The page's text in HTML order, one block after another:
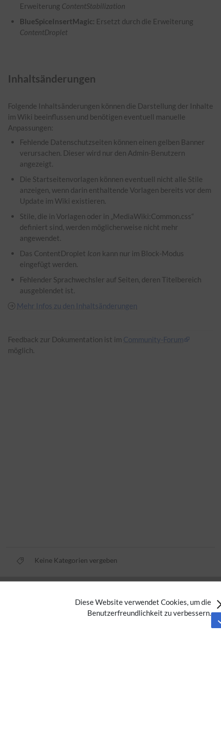
Diese Website verwendet Cookies, um die
Benutzerfreundlichkeit zu verbessern.
Erweiterung ContentStabilization
BlueSpiceInsertMagic: Ersetzt durch die Erweiterung
ContentDroplet
Inhaltsänderungen
Folgende Inhaltsänderungen können die Darstellung der Inhalte
im Wiki beeinflussen und benötigen eventuell manuelle
Anpassungen:
Fehlende Datenschutzseiten können einen gelben Banner
verursachen. Dieser wird nur den Admin-Benutzern
angezeigt.
Die Startseitenvorlagen können eventuell nicht alle Stile
anzeigen, wenn darin enthaltende Vorlagen bereits vor dem
Update im Wiki existieren.
Stile, die in Vorlagen oder in „MediaWiki:Common.css“
definiert sind, werden möglicherweise nicht mehr
angewendet.
Das ContentDroplet Icon kann nur im Block-Modus
eingefügt werden.
Fehlender Sprachwechsler auf Seiten, deren Titelbereich
ausgeblendet ist.
Mehr Infos zu den Inhaltsänderungen
Feedback zur Dokumentation ist im Community-Forum
möglich.
Keine Kategorien vergeben
Nutzungsbedingungen